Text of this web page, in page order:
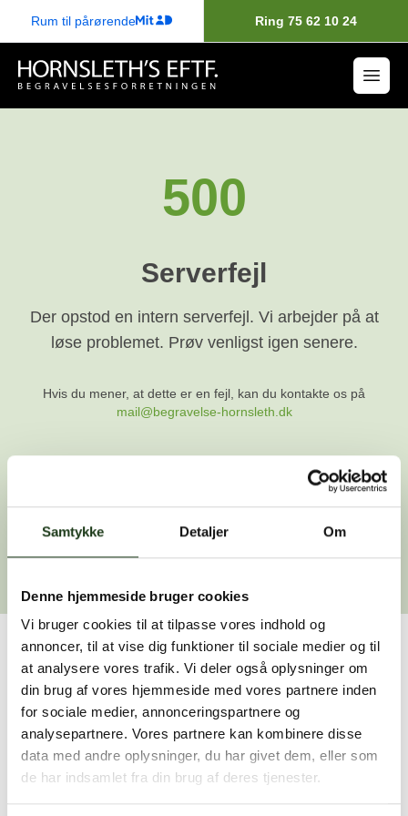
Samtykke Detaljer Om
Denne hjemmeside bruger cookies
Vi bruger cookies til at tilpasse vores indhold og
annoncer, til at vise dig funktioner til sociale medier og til
at analysere vores trafik. Vi deler også oplysninger om
din brug af vores hjemmeside med vores partnere inden
for sociale medier, annonceringspartnere og
analysepartnere. Vores partnere kan kombinere disse
data med andre oplysninger, du har givet dem, eller som
de har indsamlet fra din brug af deres tjenester.
Rum til pårørende Ring 75 62 10 24
500
Serverfejl
Der opstod en intern serverfejl. Vi arbejder på at
løse problemet. Prøv venligst igen senere.
Hvis du mener, at dette er en fejl, kan du kontakte os på
mail@begravelse-hornsleth.dk
Gå tilbage
Har du brug for hjælp?
Vi er her for at hjælpe dig. Du er velkommen til at kontakte
os, hvis du har spørgsmål eller brug for assistance.
59 45 10 14
Find nærmeste afdeling